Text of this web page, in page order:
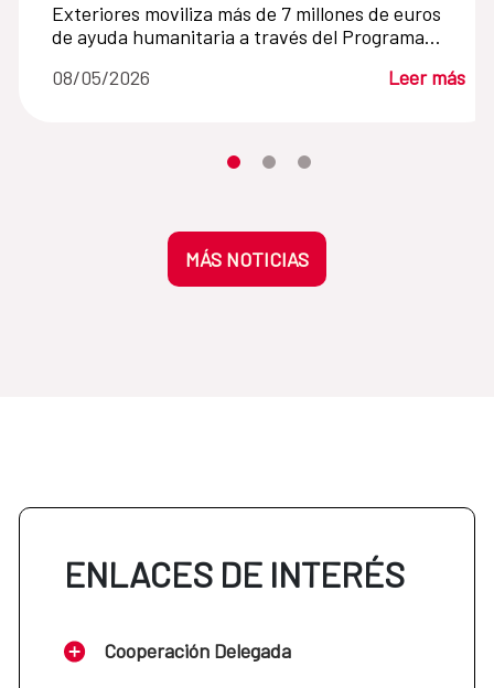
Exteriores moviliza más de 7 millones de euros
de ayuda humanitaria a través del Programa
08/05/2026 Leer más
Desplaza el carrusel hasta su
Desplaza el carrusel hasta su
Desplaza el carrusel
MÁS NOTICIAS
ENLACES DE INTERÉS
Cooperación Delegada